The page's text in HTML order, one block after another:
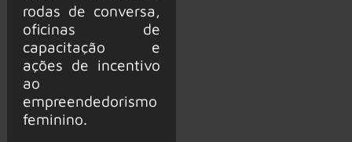
rodas de conversa,
oficinas de
capacitação e
ações de incentivo
ao
empreendedorismo
feminino.